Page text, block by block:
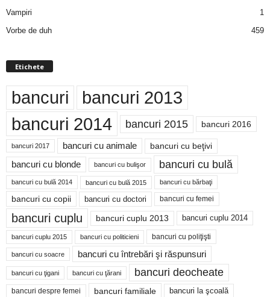
Vampiri
1
Vorbe de duh
459
Etichete
bancuri bancuri 2013
bancuri 2014 bancuri 2015 bancuri 2016
bancuri 2017 bancuri cu animale bancuri cu beţivi
bancuri cu blonde bancuri cu bulişor bancuri cu bulă
bancuri cu bulă 2014 bancuri cu bulă 2015 bancuri cu bărbaţi
bancuri cu copii bancuri cu doctori bancuri cu femei
bancuri cuplu bancuri cuplu 2013 bancuri cuplu 2014
bancuri cuplu 2015 bancuri cu politicieni bancuri cu poliţişti
bancuri cu soacre bancuri cu întrebări şi răspunsuri
bancuri cu ţigani bancuri cu ţărani bancuri deocheate
bancuri despre femei bancuri familiale bancuri la şcoală